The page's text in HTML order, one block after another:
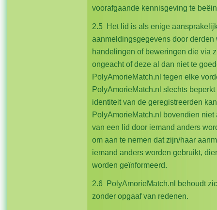
voorafgaande kennisgeving te
2.5 Het lid is als enige
aanmeldingsgegevens door
handelingen of beweringen die via
ongeacht of deze al dan niet te
PolyAmorieMatch.nl tegen elke
PolyAmorieMatch.nl slechts
identiteit van de geregistreerden
PolyAmorieMatch.nl bovendien
van een lid door iemand anders
om aan te nemen dat zijn/haar
iemand anders worden gebruikt,
worden geïnformeerd.
2.6 PolyAmorieMatch.nl behoudt
zonder opgaaf van redenen.